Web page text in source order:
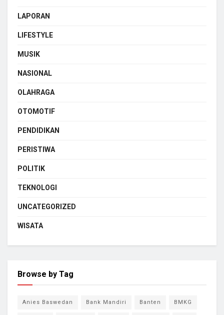
LAPORAN
LIFESTYLE
MUSIK
NASIONAL
OLAHRAGA
OTOMOTIF
PENDIDIKAN
PERISTIWA
POLITIK
TEKNOLOGI
UNCATEGORIZED
WISATA
Browse by Tag
Anies Baswedan Bank Mandiri Banten BMKG